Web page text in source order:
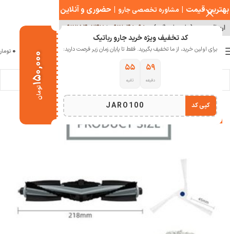
کد تخفیف ویژه خرید جارو رباتیک
برای اولین خرید، از ما تخفیف بگیرید. فقط تا پایان زمان زیر فرصت دارید:
۵۹
دقیقه
۵۵
ثانیه
JARO100 کپی کد
۱۵۰,۰۰۰
تومان
منو 0
خانه
-39%
بهترین قیمت | مشاوره تخصصی جارو | حضوری و آنلاین
ارسال سریع ( با هماهنگی ) ۰۹۱۲۰۴۸۰۹۸۰ | ۰۹۱۲۱۵۴۰۲۴۷